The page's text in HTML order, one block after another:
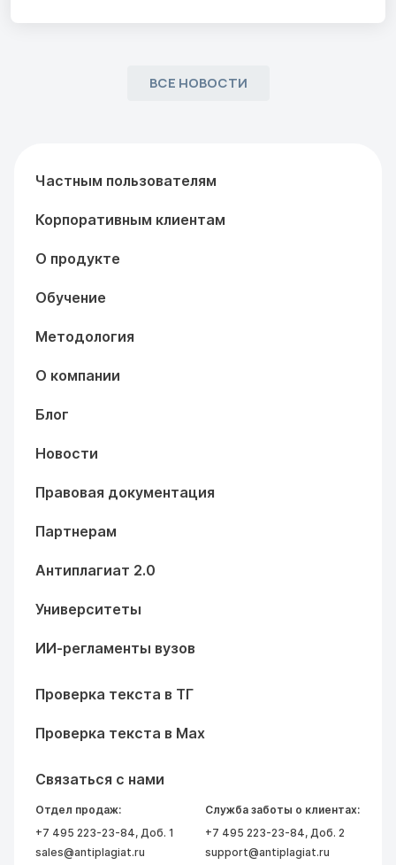
ВСЕ НОВОСТИ
Частным пользователям
Корпоративным клиентам
О продукте
Обучение
Методология
О компании
Блог
Новости
Правовая документация
Партнерам
Антиплагиат 2.0
Университеты
ИИ-регламенты вузов
Проверка текста в ТГ
Проверка текста в Max
Связаться с нами
Отдел продаж:
+7 495 223-23-84, Доб. 1
sales@antiplagiat.ru
Служба заботы о клиентах:
+7 495 223-23-84, Доб. 2
support@antiplagiat.ru